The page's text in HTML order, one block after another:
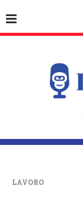
LAVORO